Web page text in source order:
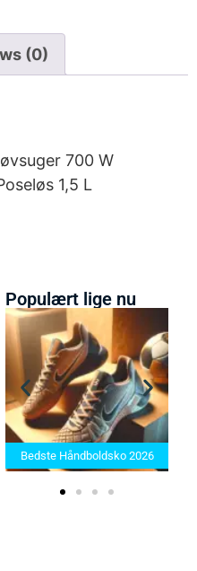
(0)
700 W
1,5 L
Populært lige nu
Bedste Håndboldsko 2026